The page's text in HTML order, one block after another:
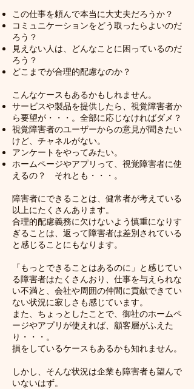
この仕事を頼んで本当に大丈夫だろうか？
コミュニケーションをどう取ったらよいのだ
ろう？
見えない人は、どんなことに困っているのだ
ろう？
どこまでが​合理的配慮なのか？
こんなケースもあるかもしれません。
サービスや製品を提供したら、視覚障害者か
ら要望が・・・。全部に応じなければダメ？
視覚障害者のユーザーからの意見が聞きたい
けど、チャネルがない。
アンケートをやってみたい。
ホームページやアプリって、視覚障害者に使
えるの？ それとも・・・。
障害者にできることは、健常者が考えている
以上にたくさんあります。
合理的配慮義務に欠けないよう慎重になりす
ぎることは、返って障害者は差別されている
と感じることにもなります。
「もっとできることはあるのに」と感じてい
る障害者はたくさんおり、仕事を与えられな
い不満と、会社や周囲の仲間に貢献できてい
ない状況に寂しさも感じています。
また、ちょっとしたことで、御社のホームペ
ージやアプリが使えれば、顧客層がふえた
り・・・。
損をしているケースもあるかも知れません。
しかし、そんな状況は企業も障害者も望んで
いないはず。